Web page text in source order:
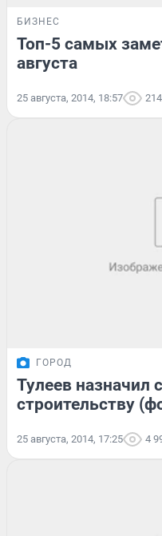
БИЗНЕС
Топ-5 самых
августа
25 августа, 2014, 18:57 214
ГОРОД
Тулеев назначил
строительству
25 августа, 2014, 17:25 4